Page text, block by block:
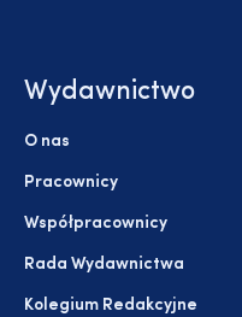
Wydawnictwo
O nas
Pracownicy
Współpracownicy
Rada Wydawnictwa
Kolegium Redakcyjne